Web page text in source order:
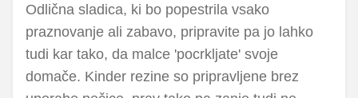
Odlična sladica, ki bo popestrila vsako
praznovanje ali zabavo, pripravite pa jo lahko
tudi kar tako, da malce 'pocrkljate' svoje
domače. Kinder rezine so pripravljene brez